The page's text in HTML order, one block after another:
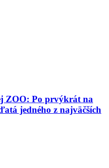
ZOO: Po prvýkrát na
jedného z najväčších